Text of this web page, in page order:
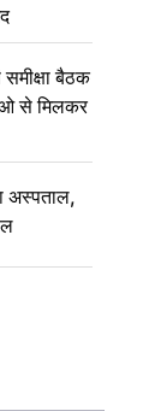
बैठक
से मिलकर
अस्पताल,